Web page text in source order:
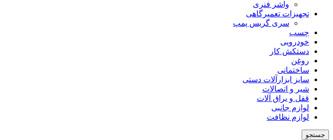
واشر فنری
تجهیزات تعمیرگاهی
سری گریس پمپ
چسب
خودرویی
دستکش کار
روغن
ساختمانی
سایز ابزارآلات دستی
شیر و اتصالات
قفل و یراق آلات
لوازم جانبی
لوازم نظافت
جستجو